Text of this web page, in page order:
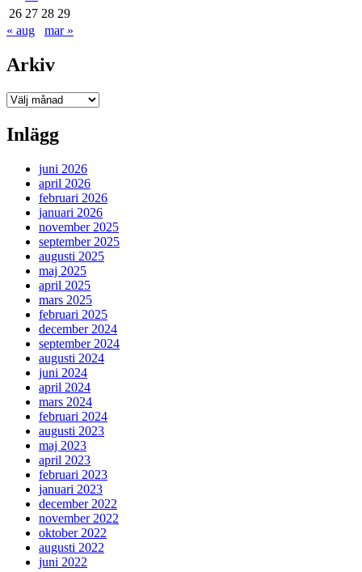
26 27 28 29
« aug
mar »
Arkiv
Arkiv
Inlägg
juni 2026
april 2026
februari 2026
januari 2026
november 2025
september 2025
augusti 2025
maj 2025
april 2025
mars 2025
februari 2025
december 2024
september 2024
augusti 2024
juni 2024
april 2024
mars 2024
februari 2024
augusti 2023
maj 2023
april 2023
februari 2023
januari 2023
december 2022
november 2022
oktober 2022
augusti 2022
juni 2022